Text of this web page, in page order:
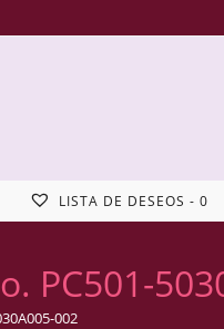
LISTA DE DESEOS - 0
PC501-
002